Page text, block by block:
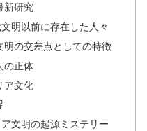
新研究
明以前に存在した人々
明の交差点としての特徴
の正体
ア文化
文明の起源ミステリー